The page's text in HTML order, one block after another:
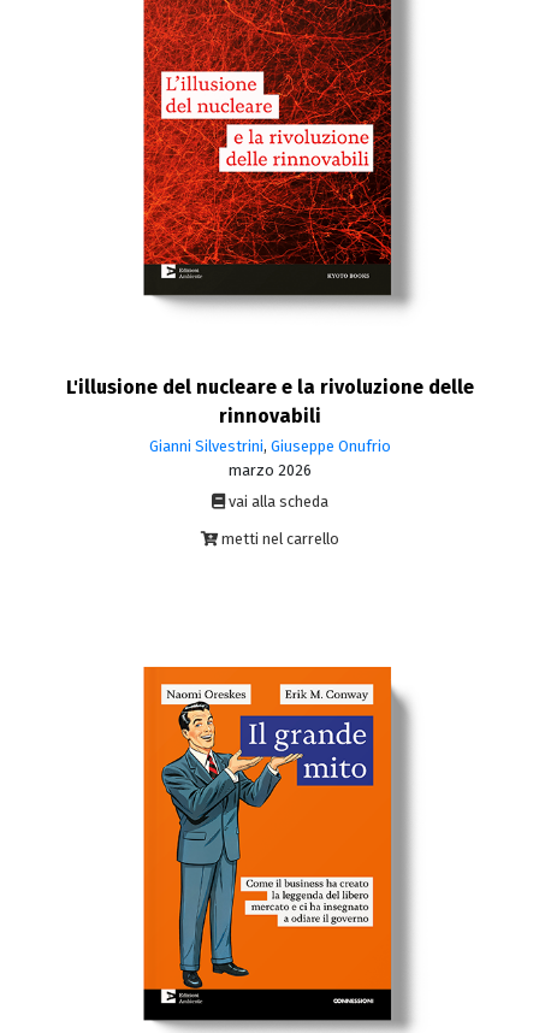
L'illusione del nucleare e la rivoluzione delle
rinnovabili
Gianni Silvestrini, Giuseppe Onufrio
marzo 2026
vai alla scheda
metti nel carrello